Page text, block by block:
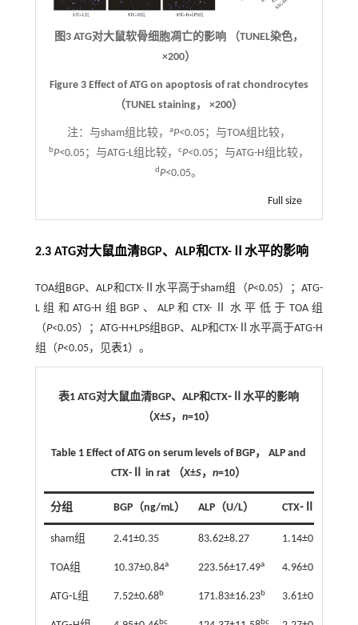
图3 ATG对大鼠软骨细胞凋亡的影响 （TUNEL染色，
×200）
Figure 3 Effect of ATG on apoptosis of rat chondrocytes
（TUNEL staining， ×200）
注： 与sham组比较， aP<0.05；与TOA组比较，
bP<0.05；与ATG-L组比较， cP<0.05；与ATG-H组比较，
d P<0.05。
Full size
2.3 ATG对大鼠血清BGP、ALP和CTX-Ⅱ水平的影响
TOA组BGP、ALP和CTX-Ⅱ水平高于sham组（P<0.05）；ATG-
L组和ATG-H组BGP、ALP和CTX-Ⅱ水平低于TOA组
（P<0.05）；ATG-H+LPS组BGP、ALP和CTX-Ⅱ水平高于ATG-H
组（P<0.05，见表1）。
表1 ATG对大鼠血清BGP、ALP和CTX⁃Ⅱ水平的影响
（X±S， n=10）
Table 1 Effect of ATG on serum levels of BGP， ALP and
CTX-Ⅱ in rat （X±S，n=10）
分组 BGP（ng/mL） ALP（U/L） CTX⁃Ⅱ（ng/
sham组 2.41±0.35 83.62±8.27 1.14±0.09
TOA组 10.37±0.84a 223.56±17.49a 4.96±0.41
ATG⁃L组 7.52±0.68b 171.83±16.23b 3.61±0.32
bc bc